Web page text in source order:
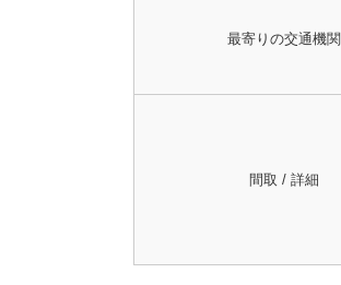
最寄りの交通機関
間取 / 詳細